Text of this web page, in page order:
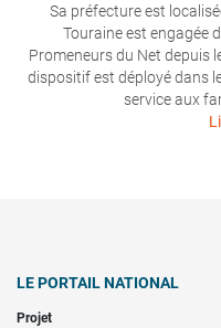
Sa préfecture est
Touraine est engagée
Promeneurs du Net depuis
dispositif est déployé dans
service aux
LE PORTAIL NATIONAL
Projet